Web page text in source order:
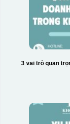
Hộp xi
3 vai trò quan